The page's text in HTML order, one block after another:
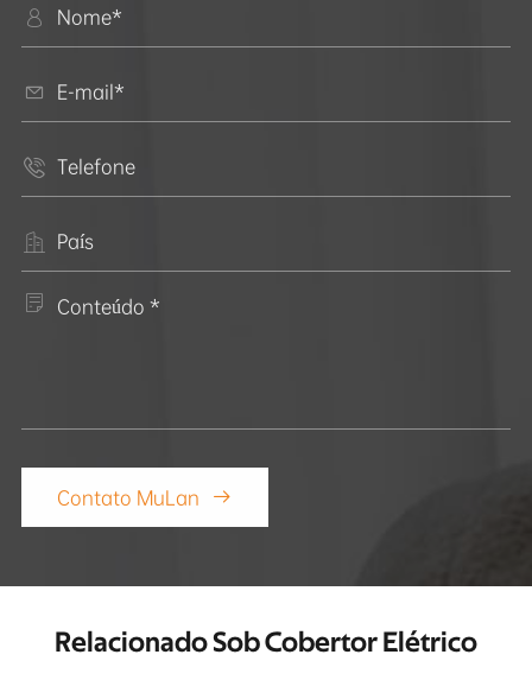





Contato MuLan 
Relacionado Sob Cobertor Elétrico